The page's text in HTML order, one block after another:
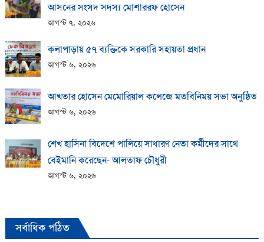
আসনের সংসদ সদস্য মোশাররফ হোসেন
আগস্ট ৭, ২০২৬
কলাপাড়ায় ​৫৭ ব্যক্তিকে সরকারি সহায়তা প্রধান
আগস্ট ৬, ২০২৬
আখতার হোসেন মেমোরিয়াল কলেজে মতবিনিময় সভা অনুষ্ঠিত
আগস্ট ৬, ২০২৬
শেখ হাসিনা বিদেশে পালিয়ে সাধারণ নেতা কর্মীদের সাথে
বেইমানি করেছেন- আলতাফ চৌধুরী
আগস্ট ৬, ২০২৬
সর্বাধিক পঠিত